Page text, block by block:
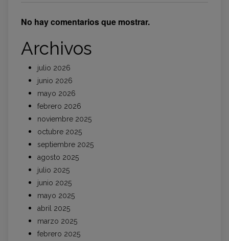
No hay comentarios que mostrar.
Archivos
julio 2026
junio 2026
mayo 2026
febrero 2026
noviembre 2025
octubre 2025
septiembre 2025
agosto 2025
julio 2025
junio 2025
mayo 2025
abril 2025
marzo 2025
febrero 2025